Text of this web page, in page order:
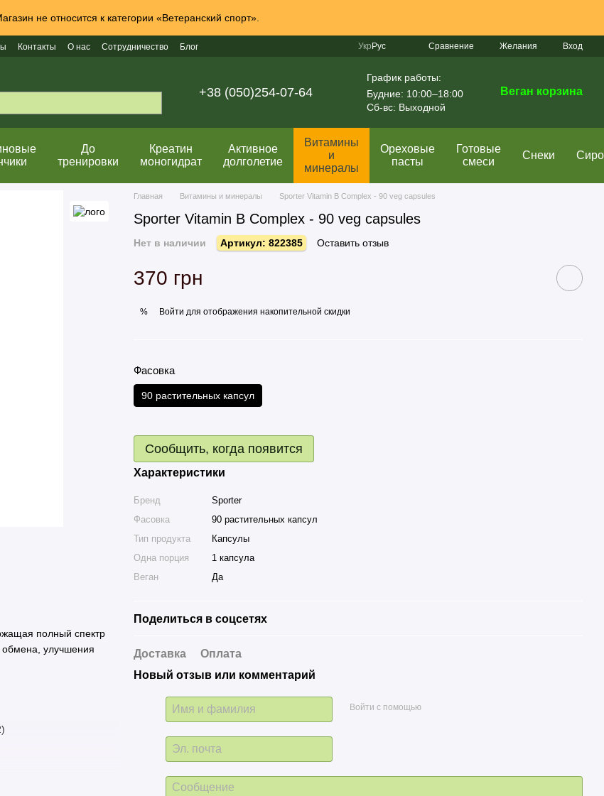
не относится к категории «Ветеранский спорт».
Контакты О нас Сотрудничество
Блог
Укр Рус Сравнение Желания Вход
+38 (050)254-07-64
График работы:
Будние: 10:00–18:00
Сб-вс: Выходной
Веган корзина
До
тренировки
Креатин
моногидрат
Активное
долголетие
Витамины
и
минералы
Ореховые
пасты
Готовые
смеси
Снеки
полный спектр
обмена, улучшения
Главная Витамины и минералы Sporter Vitamin B Complex - 90 veg capsules
Sporter Vitamin B Complex - 90 veg capsules
Нет в наличии Артикул: 822385 Оставить отзыв
370 грн
% Войти для отображения накопительной скидки
Фасовка
90 растительных капсул
Сообщить, когда появится
Характеристики
Бренд
Sporter
Фасовка
90 растительных капсул
Тип продукта
Капсулы
Одна порция
1 капсула
Веган
Да
Поделиться в соцсетях
Доставка
Оплата
Новый отзыв или комментарий
Войти с помощью